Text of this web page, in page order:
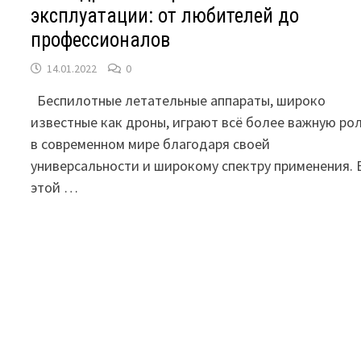
эксплуатации: от любителей до
профессионалов
14.01.2022 0
Беспилотные летательные аппараты, широко
известные как дроны, играют всё более важную
в современном мире благодаря своей
универсальности и широкому спектру применения.
этой …